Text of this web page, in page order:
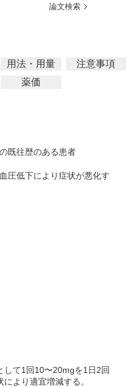
論文検索
用法・用量
注意事項
薬価
既往歴のある患者
圧低下により症状が悪化す
して1回10〜20mgを1日2回
より適宜増減する。